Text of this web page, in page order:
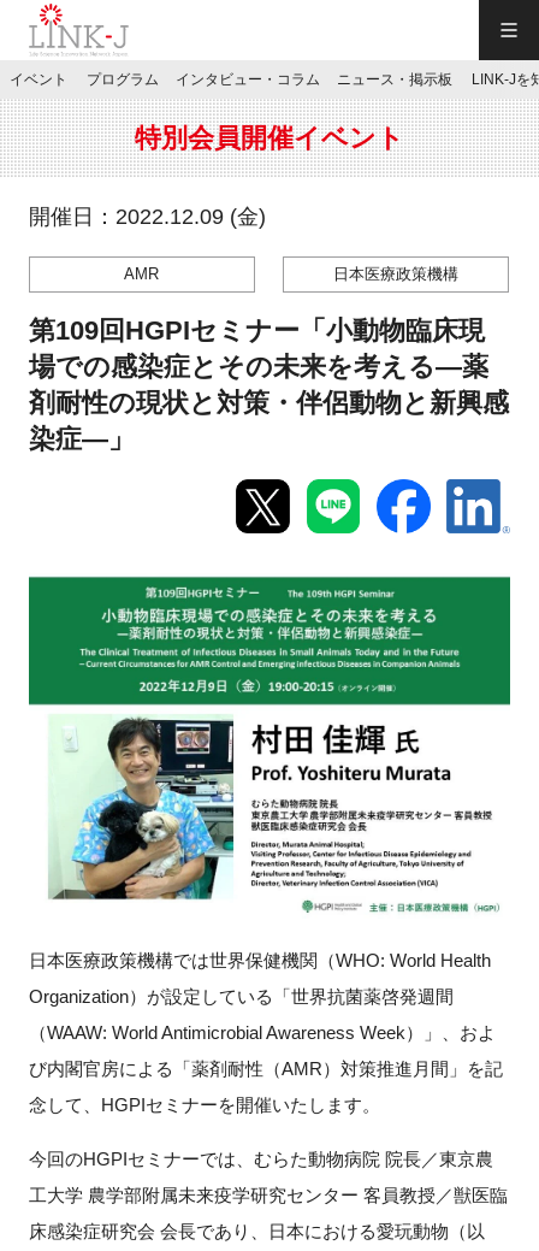
JP／EN
特別会員専用メニュー
施設ご予約
お問い合わせ
新規登録
イベント
プログラム
インタビュー・コラム
ニュース・掲示板
LINK-Jを知る
特別会員
施設・アクセス
FAQ
イベントお知らせメール登録
イベント プログラム インタビュー・コラム ニュース・掲示板 LINK-Jを
特別会員開催イベント
開催日：2022.12.09 (金)
AMR 日本医療政策機構
第109回HGPIセミナー「小動物臨床現
場での感染症とその未来を考える―薬
剤耐性の現状と対策・伴侶動物と新興感
染症―」
日本医療政策機構では世界保健機関（WHO: World Health
Organization）が設定している「世界抗菌薬啓発週間
（WAAW: World Antimicrobial Awareness Week）」、およ
び内閣官房による「薬剤耐性（AMR）対策推進月間」を記
念して、HGPIセミナーを開催いたします。
今回のHGPIセミナーでは、むらた動物病院 院長／東京農
工大学 農学部附属未来疫学研究センター 客員教授／獣医臨
床感染症研究会 会長であり、日本における愛玩動物（以